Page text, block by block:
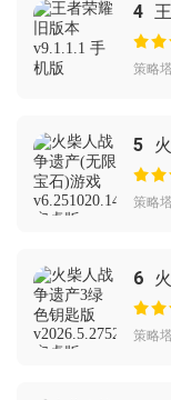
4
策略
5
策略
6
策略